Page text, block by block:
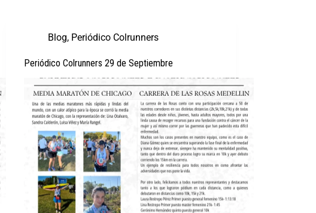
Blog, Periódico Colrunners
Periódico Colrunners 29 de Septiembre